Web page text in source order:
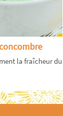
la fraîcheur du